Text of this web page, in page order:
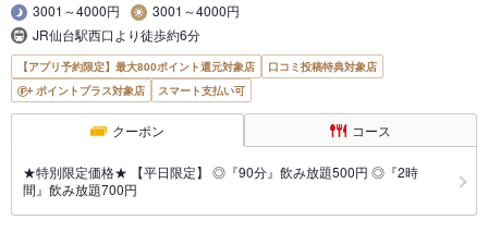
3001～4000円
3001～4000円
JR仙台駅西口より徒歩約6分
【アプリ予約限定】最大800ポイント還元対象店
口コミ投稿特典対象店
ポイントプラス対象店
スマート支払い可
クーポン コース
★特別限定価格★ 【平日限定】 ◎『90分』飲み放題500円 ◎『2時
間』飲み放題700円